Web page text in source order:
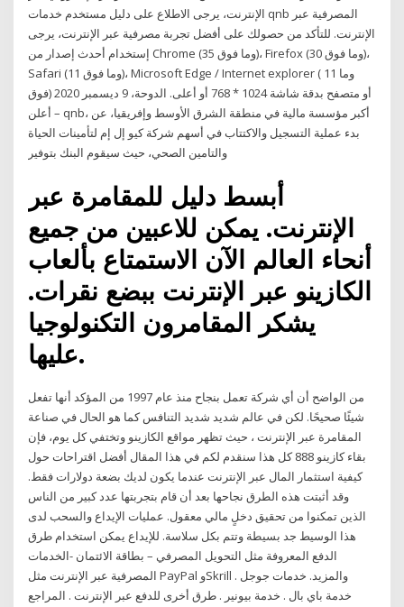
الإنترنت، يرجى الاطلاع على دليل مستخدم خدمات qnb المصرفية عبر
الإنترنت. للتأكد من حصولك على أفضل تجربة مصرفية عبر الإنترنت، يرجى
إستخدام أحدث إصدار من Chrome (35 وما فوق)، Firefox (30 وما فوق)،
Safari (11 وما فوق)، Microsoft Edge / Internet explorer ( 11 وما
فوق) أو متصفح بدقة شاشة 1024 * 768 أو أعلى. الدوحة، 9 ديسمبر 2020
– أعلن qnb، أكبر مؤسسة مالية في منطقة الشرق الأوسط وإفريقيا، عن
بدء عملية التسجيل والاكتتاب في أسهم شركة كيو إل إم لتأمينات الحياة
والتامين الصحي، حيث سيقوم البنك بتوفير
أبسط دليل للمقامرة عبر
الإنترنت. يمكن للاعبين من جميع
أنحاء العالم الآن الاستمتاع بألعاب
الكازينو عبر الإنترنت ببضع نقرات.
يشكر المقامرون التكنولوجيا
عليها.
من الواضح أن أي شركة تعمل بنجاح منذ عام 1997 من المؤكد أنها تفعل
شيئًا صحيحًا. لكن في عالم شديد شديد التنافس كما هو الحال في صناعة
المقامرة عبر الإنترنت ، حيث تظهر مواقع الكازينو وتختفي كل يوم، فإن
بقاء كازينو 888 كل هذا سنقدم لكم في هذا المقال أفضل اقتراحات حول
كيفية استثمار المال عبر الإنترنت عندما يكون لديك بضعة دولارات فقط.
وقد أثبتت هذه الطرق نجاحها بعد أن قام بتجربتها عدد كبير من الناس
الذين تمكنوا من تحقيق دخلٍ مالي معقول. عمليات الإيداع والسحب لدى
هذا الوسيط جد بسيطة وتتم بكل سلاسة. للإيداع يمكن استخدام طرق
الدفع المعروفة مثل التحويل المصرفي – بطاقة الائتمان -الخدمات
المصرفية عبر الإنترنت مثل PayPal وSkrill والمزيد. خدمات جوجل .
خدمة باي بال . خدمة بيونير . طرق أخرى للدفع عبر الإنترنت . المراجع